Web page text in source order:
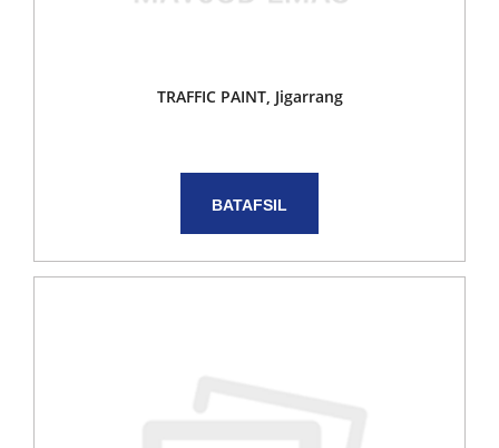
TRAFFIC PAINT, Jigarrang
BATAFSIL